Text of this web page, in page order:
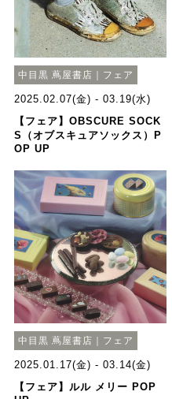
中目黒 蔦屋書店｜フェア
2025.02.07(金) - 03.19(水)
【フェア】OBSCURE SOCK
S（オブスキュアソックス）P
OP UP
中目黒 蔦屋書店｜フェア
2025.01.17(金) - 03.14(金)
【フェア】ルル メリー POP